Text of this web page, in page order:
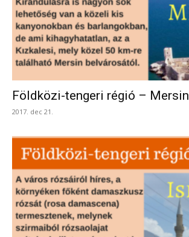
Földközi-tengeri régió – Mersin
2017. dec 21.